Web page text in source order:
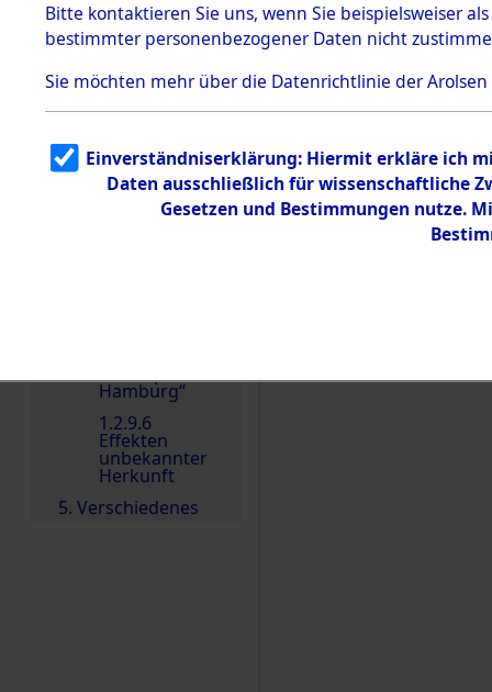
1.2.9.2
Effekten aus
dem KZ
Bayerisches
1.2.9.3
Effekten aus
dem KZ
Neuengamm
Hamburg“
1.2.9.6
Effekten
unbekannter
Herkunft
5. Verschiedenes
Einen Kommentar
Bitte kontaktieren Sie uns, wenn Sie beispielsweiser
bestimmter personenbezogener Daten nicht
Sie möchten mehr über die Datenrichtlinie der Arolsen
Einverständniserklärung: Hiermit erkläre ich
Daten ausschließlich für wissenschaftliche
Gesetzen und Bestimmungen nutze.